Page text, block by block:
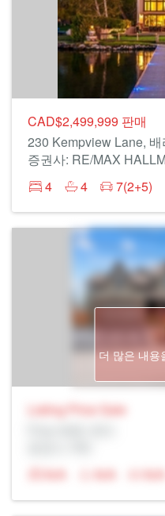
CAD$2,499,999 판매
230 Kempview Lane, 배
증권사: RE/MAX
4
4 7(2+5)
더 많은 내용
Listing Price Sale
N/A
N/A N/A